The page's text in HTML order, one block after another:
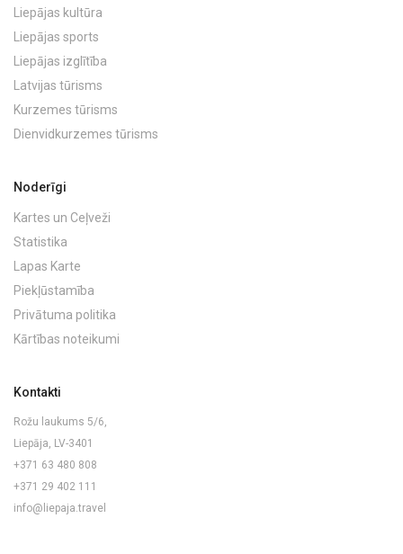
Liepājas kultūra
Liepājas sports
Liepājas izglītība
Latvijas tūrisms
Kurzemes tūrisms
Dienvidkurzemes tūrisms
Noderīgi
Kartes un Ceļveži
Statistika
Lapas Karte
Piekļūstamība
Privātuma politika
Kārtības noteikumi
Kontakti
Rožu laukums 5/6,
Liepāja, LV-3401
+371 63 480 808
+371 29 402 111
info@liepaja.travel